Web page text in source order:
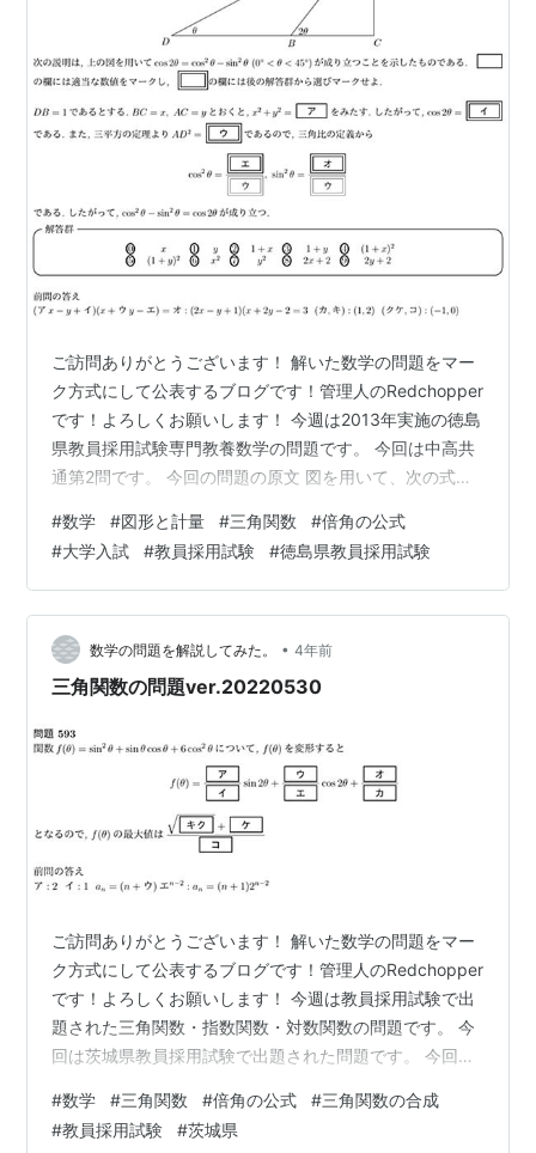
ご訪問ありがとうございます！ 解いた数学の問題をマー
ク方式にして公表するブログです！管理人のRedchopper
です！よろしくお願いします！ 今週は2013年実施の徳島
県教員採用試験専門教養数学の問題です。 今回は中高共
通第2問です。 今回の問題の原文 図を用いて、次の式が
度は☆☆☆です。 図を用いた倍角の公式の証明です。 難
易度表記については以下の記事をご参照ください。 red-
red-chopper-mathmatics.hatenablog.com 今回の問題
の解説 図については、問題の画像をご参照ください。 内
角と外角の関係から、と…
#数学 #図形と計量 #三角関数 #倍角の公式
#大学入試 #教員採用試験 #徳島県教員採用試験
数学の問題を解説してみた。 • 4年前
三角関数の問題ver.20220530
ご訪問ありがとうございます！ 解いた数学の問題をマー
ク方式にして公表するブログです！管理人のRedchopper
です！よろしくお願いします！ 今週は教員採用試験で出
題された三角関数・指数関数・対数関数の問題です。 今
回は茨城県教員採用試験で出題された問題です。 今回の
最大値を求める問題です。 難易度表記については以下の
記事をご参照ください。 red-red-chopper-
#数学 #三角関数 #倍角の公式 #三角関数の合成
#教員採用試験 #茨城県